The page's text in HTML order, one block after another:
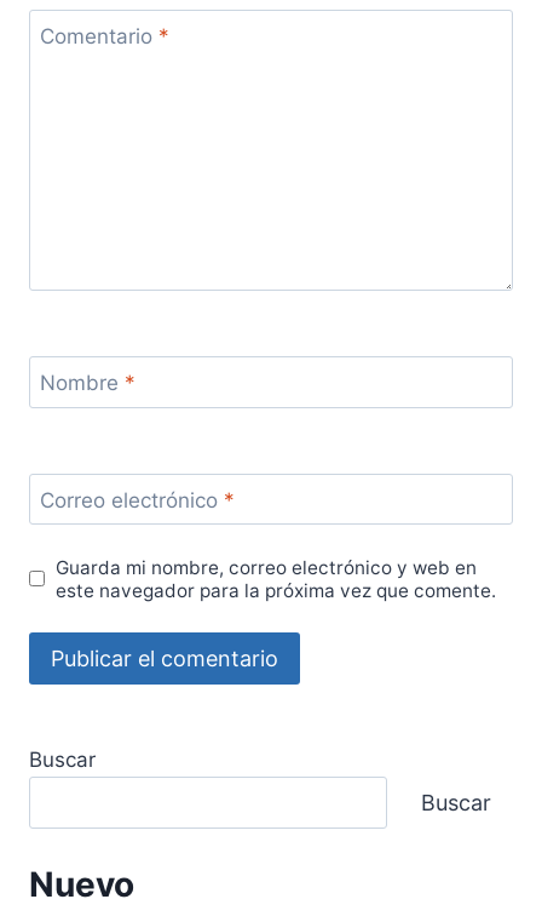
Comentario *
Nombre *
Correo electrónico *
Guarda mi nombre, correo electrónico y web en
este navegador para la próxima vez que comente.
Buscar
Buscar
Nuevo